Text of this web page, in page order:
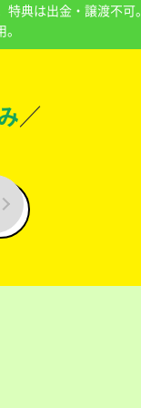
典は出金・譲渡不可。
／